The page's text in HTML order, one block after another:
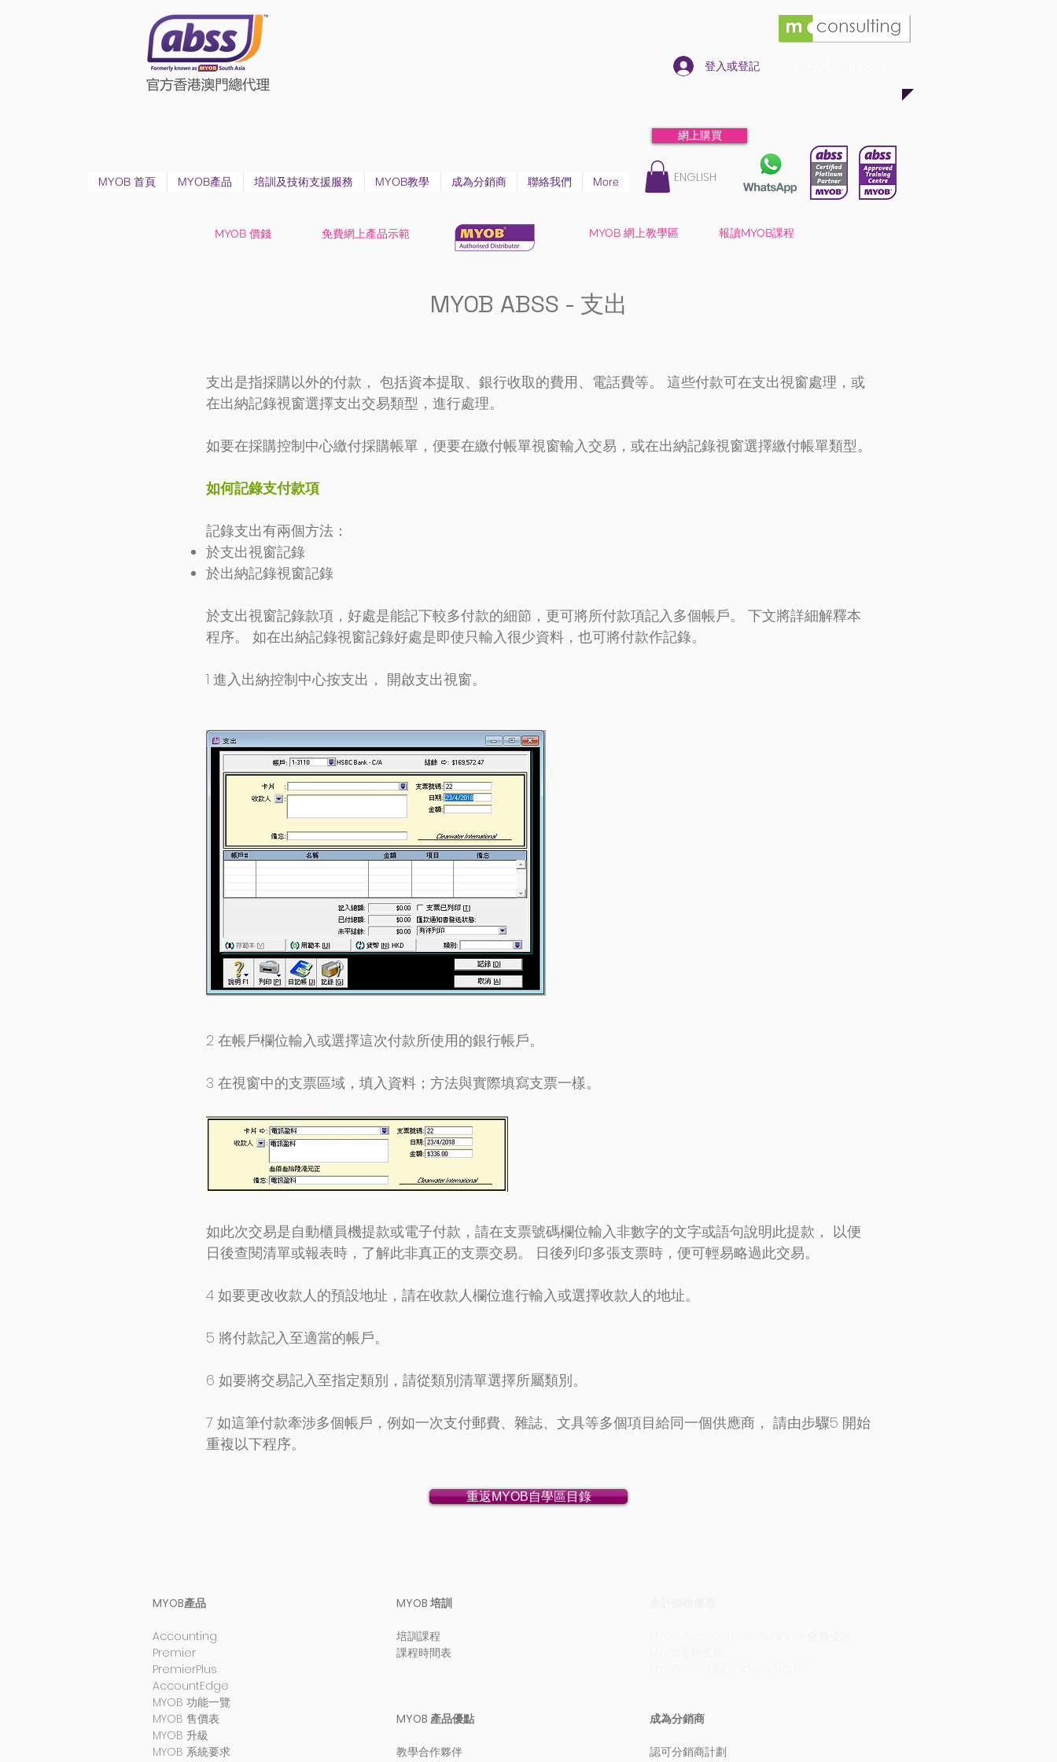
登入或登記
MYOB 首頁 MYOB產品 培訓及技術支援服務 MYOB教學 成為分銷商 聯絡我們 More
網上購買
MYOB 價錢 免費網上產品示範 MYOB 網上教學區 報讀MYOB課程
ENGLISH
MYOB ABSS - 支出
支出是指採購以外的付款， 包括資本提取、銀行收取的費用、電話費等。 這些付款可在支出視窗處理，或
在出納記錄視窗選擇支出交易類型，進行處理。
如要在採購控制中心繳付採購帳單，便要在繳付帳單視窗輸入交易，或在出納記錄視窗選擇繳付帳單類型。
如何記錄支付款項
記錄支出有兩個方法：
於支出視窗記錄
於出納記錄視窗記錄
於支出視窗記錄款項，好處是能記下較多付款的細節，更可將所付款項記入多個帳戶。 下文將詳細解釋本
程序。 如在出納記錄視窗記錄好處是即使只輸入很少資料，也可將付款作記錄。
1 進入出納控制中心按支出， 開啟支出視窗。
2 在帳戶欄位輸入或選擇這次付款所使用的銀行帳戶。
3 在視窗中的支票區域，填入資料；方法與實際填寫支票一樣。
如此次交易是自動櫃員機提款或電子付款，請在支票號碼欄位輸入非數字的文字或語句說明此提款， 以便
日後查閱清單或報表時，了解此非真正的支票交易。 日後列印多張支票時，便可輕易略過此交易。
4 如要更改收款人的預設地址，請在收款人欄位進行輸入或選擇收款人的地址。
5 將付款記入至適當的帳戶。
6 如要將交易記入至指定類別，請從類別清單選擇所屬類別。
7 如這筆付款牽涉多個帳戶，例如一次支付郵費、雜誌、文具等多個項目給同一個供應商， 請由步驟5 開始
重複以下程序。
重返MYOB自學區目錄
MYOB產品
Accounting
Premier
PremierPlus
AccountEdge
MYOB 功能一覽
MYOB 售價表
MYOB 升級
MYOB 系統要求
MYOB 培訓
培訓課程
課程時間表
MYOB 產品優點
教學合作夥伴
成為分銷商
認可分銷商計劃